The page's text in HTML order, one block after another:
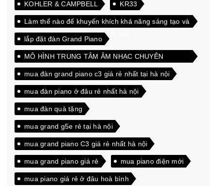
KOHLER & CAMPBELL KR33
Làm thế nào để khuyến khích khả năng sáng tạo và
đam mê học hỏi của các bạn nhỏ
lắp đặt đàn Grand Piano
MÔ HÌNH TRUNG TÂM ÂM NHẠC CHUYÊN
NGHIỆP
mua đàn grand piano c3 giá rẻ nhất tại hà nội
mua đàn piano ở đâu rẻ nhất hà nội
mua đàn quà tặng
mua grand g5e rẻ tại hà nội
mua grand piano C3 giá rẻ nhất hà nội
mua grand piano giá rẻ mua piano điện mới
mua piano giá rẻ ở đâu hoà bình